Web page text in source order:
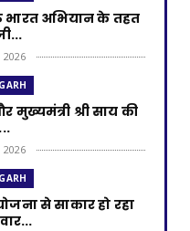
भारत अभियान के तहत
2026
मुख्यमंत्री श्री साय की
2026
से साकार हो रहा